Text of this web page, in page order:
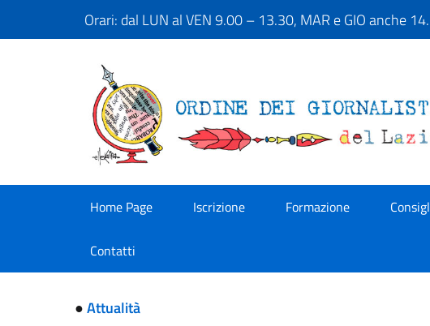
Orari: dal LUN al VEN 9.00 – 13.30, MAR e GIO anche
Home Page Iscrizione Formazione
Contatti
●Attualità